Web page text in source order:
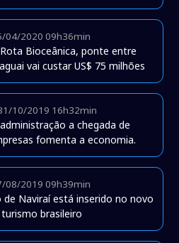
04/2020 09h36min
Bioceânica, ponte entre
vai custar US$ 75 milhões
10/2019 16h32min
a chegada de
fomenta a economia.
08/2019 09h39min
de Naviraí está inserido no novo
brasileiro